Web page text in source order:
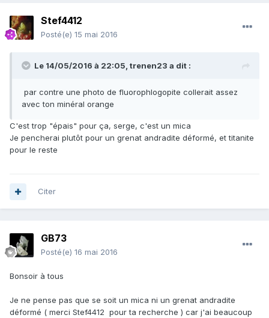
Stef4412
Posté(e) 15 mai 2016
Le 14/05/2016 à 22:05, trenen23 a dit :
par contre une photo de fluorophlogopite collerait assez
avec ton minéral orange
C'est trop "épais" pour ça, serge, c'est un mica
Je pencherai plutôt pour un grenat andradite déformé, et titanite
pour le reste
Citer
GB73
Posté(e) 16 mai 2016
Bonsoir à tous
Je ne pense pas que se soit un mica ni un grenat andradite
déformé ( merci Stef4412 pour ta recherche ) car j'ai beaucoup